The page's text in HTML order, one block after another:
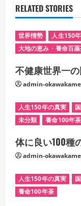
RELATED STORIES
世界情勢 人生150
大地の恵み・養命百
不健康世界一の
admin-okawakame
人生150年の真実
未分類
養命100年茶
体に良い100種
admin-okawakame
人生150年の真実
養命100年茶